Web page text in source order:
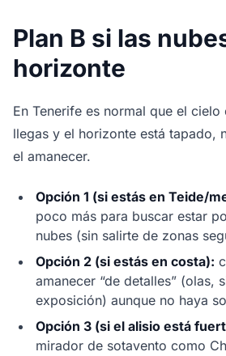
Plan B si las
horizonte
En Tenerife es normal que el
llegas y el horizonte está tapado,
el amanecer.
Opción 1 (si estás en Teide/
poco más para buscar estar
nubes (sin salirte de zonas
Opción 2 (si estás en costa):
amanecer “de detalles” (olas,
exposición) aunque no haya
Opción 3 (si el alisio está
mirador de sotavento como